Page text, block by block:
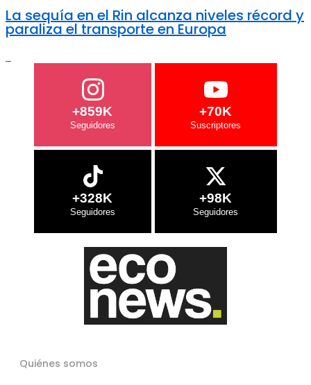
La sequía en el Rin alcanza niveles récord y
paraliza el transporte en Europa
+859K +70K
+328K +98K
Quiénes somos